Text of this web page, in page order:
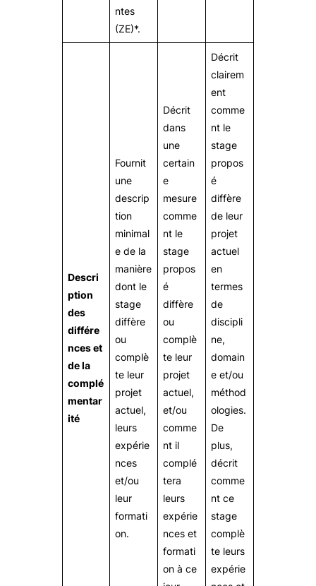
ntes
(ZE)*.
Descri
ption
des
différe
nces et
de la
complé
mentar
ité
Fournit
une
descrip
tion
minimal
e de la
manière
dont le
stage
diffère
ou
complè
te leur
projet
actuel,
leurs
expérie
nces
et/ou
leur
formati
on.
Décrit
dans
une
certain
e
mesure
comme
nt le
stage
propos
é
diffère
ou
complè
te leur
projet
actuel,
et/ou
comme
nt il
complé
tera
leurs
expérie
nces et
formati
on à ce
Décrit
clairem
ent
comme
nt le
stage
propos
é
diffère
de leur
projet
actuel
en
termes
de
discipli
ne,
domain
e et/ou
méthod
ologies.
De
plus,
décrit
comme
nt ce
stage
complè
te leurs
expérie